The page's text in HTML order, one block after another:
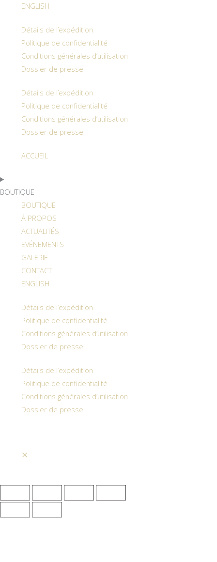
ENGLISH
Détails de l’expédition
Politique de confidentialité
Conditions générales d’utilisation
Dossier de presse
Détails de l’expédition
Politique de confidentialité
Conditions générales d’utilisation
Dossier de presse
ACCUEIL
BOUTIQUE
BOUTIQUE
À PROPOS
ACTUALITÉS
EVÉNEMENTS
GALERIE
CONTACT
ENGLISH
Détails de l’expédition
Politique de confidentialité
Conditions générales d’utilisation
Dossier de presse
Détails de l’expédition
Politique de confidentialité
Conditions générales d’utilisation
Dossier de presse